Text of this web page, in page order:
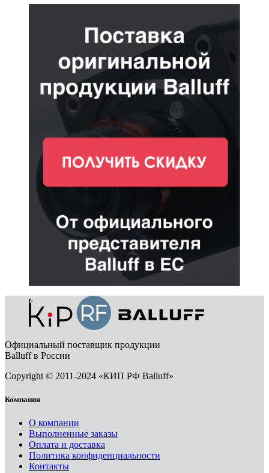
Официальный поставщик продукции
Balluff в России
Copyright © 2011-2024 «КИП РФ Balluff»
Компания
О компании
Выполненные заказы
Оплата и доставка
Политика конфиденциальности
Контакты